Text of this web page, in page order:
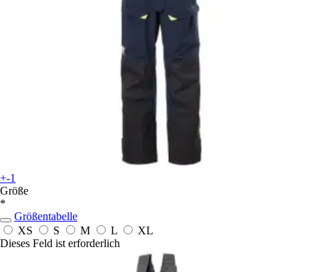
+-1
Größe
*
Größentabelle
XS
S M L
XL
Dieses Feld ist erforderlich